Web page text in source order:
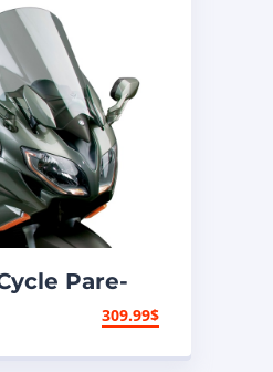
Pare-
309.99$